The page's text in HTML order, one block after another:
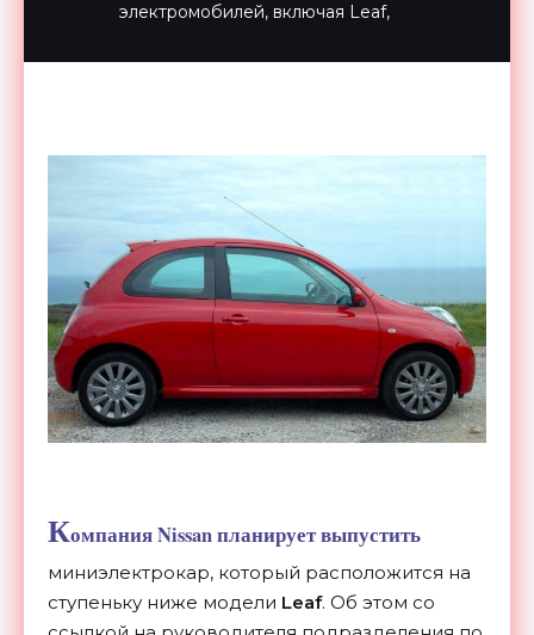
электромобилей, включая Leaf,
Компания Nissan планирует выпустить
миниэлектрокар, который расположится на
ступеньку ниже модели Leaf. Об этом со